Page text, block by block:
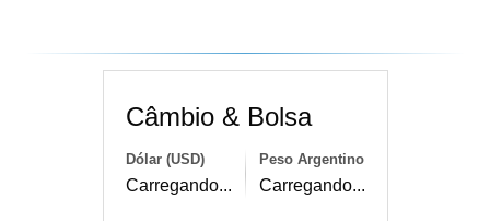
Câmbio & Bolsa
Dólar (USD)
Carregando...
Peso Argentino
Carregando...